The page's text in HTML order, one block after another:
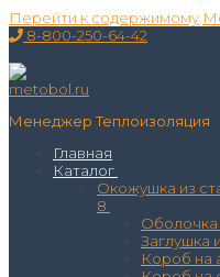
Перейти к содержимому
8-800-250-64-42
Менеджер Теплоизоляция
Главная
Каталог
Окожушка из
8
Оболочка
Заглушка
Короб на